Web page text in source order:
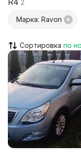
R4 2
Марка: Ravon
Сортировка